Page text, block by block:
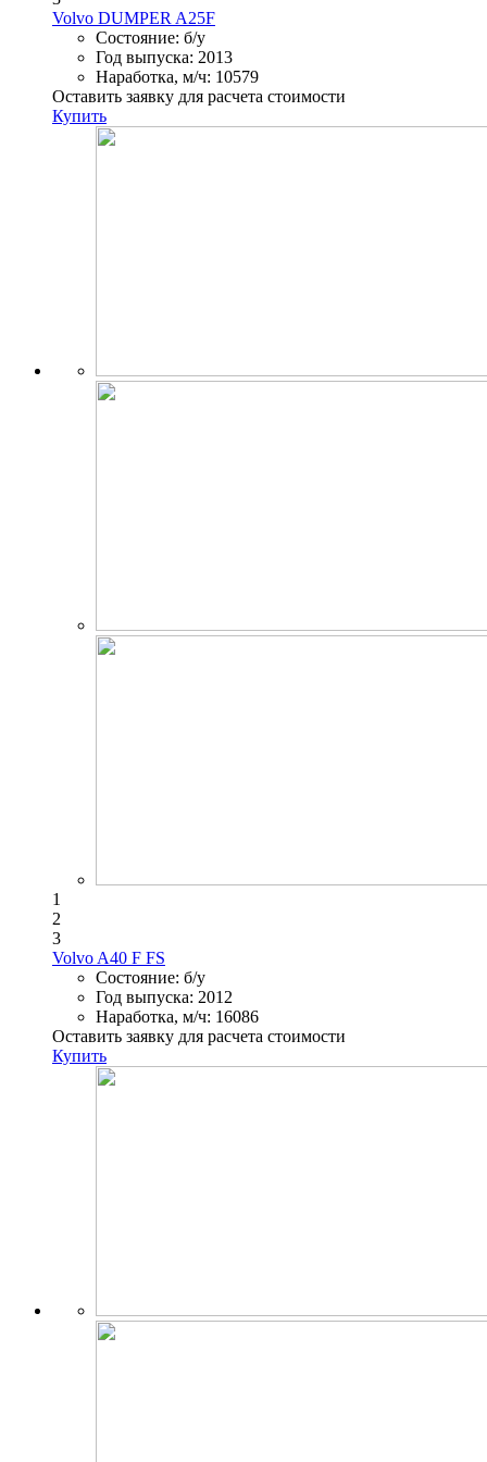
Volvo DUMPER A25F
Состояние: б/у
Год выпуска: 2013
Наработка, м/ч: 10579
Оставить заявку для расчета стоимости
Купить
1
2
3
Volvo A40 F FS
Состояние: б/у
Год выпуска: 2012
Наработка, м/ч: 16086
Оставить заявку для расчета стоимости
Купить